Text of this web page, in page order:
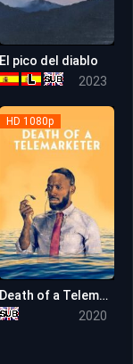
El pico del diablo
2023
HD 1080p
Death of a Telemarketer
2020